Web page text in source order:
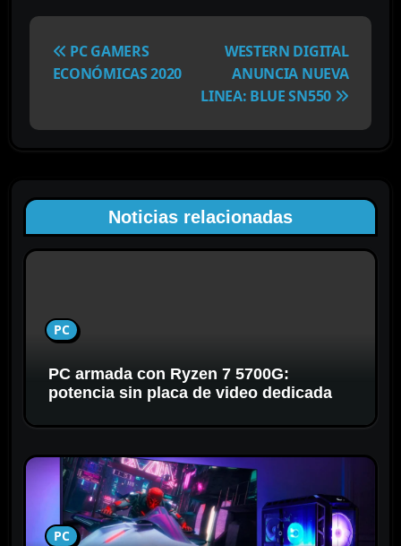
N
ó
d
a
PC GAMERS
ECONÓMICAS 2020
WESTERN DIGITAL
ANUNCIA NUEVA
LINEA: BLUE SN550
Noticias relacionadas
PC
PC armada con Ryzen 7 5700G:
potencia sin placa de video dedicada
PC